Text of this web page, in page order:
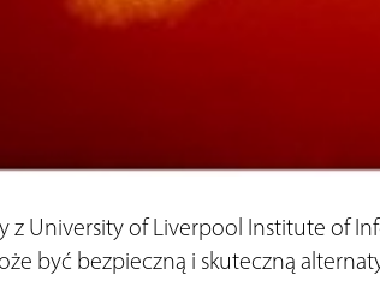
z University of Liverpool Institute of
być bezpieczną i skuteczną